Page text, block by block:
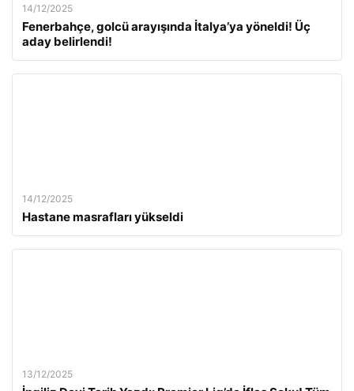
14/12/2025
Fenerbahçe, golcü arayışında İtalya’ya yöneldi! Üç
aday belirlendi!
14/12/2025
Hastane masrafları yükseldi
13/12/2025